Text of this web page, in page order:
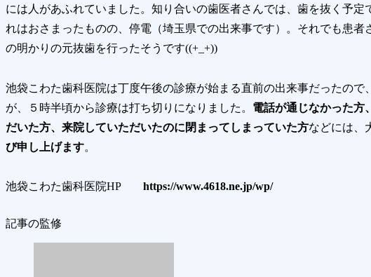
には人があふれていました。知り合いの歯医者さんでは、歯を抜く予
れはおさまったものの、停電（埼玉県での出来事です）。それでも患
の明かりの元抜歯を行ったそうです((+_+))
池袋こわた歯科医院は丁度午後の診療が始まる直前の出来事だったの
が、５時半頃から診療は打ち切りになりました。 電話が通じなかった方
だいた方、来院していただいたのに閉まってしまっていた方などには、
び申し上げます。
池袋こわた歯科医院HP https://www.4618.ne.jp/wp/
記事の監修